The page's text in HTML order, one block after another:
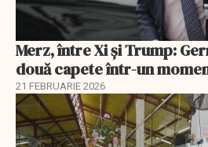
Merz, între Xi și Trump:
două capete într-un
21 FEBRUARIE 2026